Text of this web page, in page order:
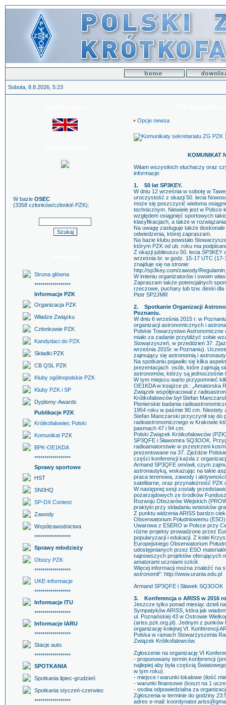
Sobota, 8.8.2026, 5:23
W bazie OSEC
(3358 członków/członkiń PZK):
Strona główna
******************
Informacje PZK
Organizacja PZK
Władze Związku
Członkowie PZK
Kandydaci do PZK
Składki PZK
CB QSL PZK
Kluby ogólnopolskie PZK
Kluby PZK i SP
Dyplomy-Awards
Publikacje PZK
Krótkofalowiec Polski
Komunikat PZK
BPK-OE1KDA
******************
Sprawy sportowe
HST
SN0HQ
SP-DX Contest
Zawody
Współzawodnictwa
******************
Sprawy młodzieży
Obozy PZK
******************
UKE-informacje
******************
Informacje ITU
******************
Informacje IARU
******************
Stacje auto
******************
SPOTKANIA
Spotkania lipiec-grudzień
Spotkania styczeń-czerwiec
******************
Opcje newsa
KOMUNIKAT
Witam wszystkich słuchaczy oraz
informacje:
1. 50 lat SP3KEY.
W dniu 12 września w sobotę w
uroczystość z okazji 50. lecia
może się poszczycić wieloma
technicznym. Niewiele jest w Polsce
względem osiągnięć sportowych
klasyfikacjach, a także w
Na uwagę zasługuje także
odwiedzenia, której zapraszam.
Na bazie klubu powstało
którym PZK od ub. roku ma
Z okazji jubileuszu 50. lecia
września br. w godz. 15-17 UTC
znajduje się na stronie:
http://sp3key.com/zawody/
W imieniu organizatorów i swoim
Zapraszam także potencjalnych
rzeczowe, puchary lub tzw. deski
Piotr SP2JMR
2. Spotkanie Organizacji
Poznaniu.
W dniu 6 września 2015 r. w
organizacji astronomicznych i
Polskie Towarzystwo
miało za zadanie przybliżyć sobie
Stowarzyszeń, w przeddzień 37.
września 2015r. w Poznaniu).
zajmujący się astronomią i
Na spotkaniu pojawiło się kilka
prezentacjach osób, które zajmują
astronomów, którzy są jednocześnie
W tym miejscu warto przypomnieć
OE1KDA w książce pt.: „Amatorska
Związek współpracował z
Krótkofalowców był Stefan
Pionierskie badania
1954 roku w paśmie 90 cm. Niestety
Stefan Manczarski przyczynił się do
radioastronomicznego w Krakowie
pasmach 47 i 94 cm.
Polski Związek Krótkofalowców
SP3QFE i Sławomira SQ3OOK.
radioamatorstwie w przestrzeni
prezentowane na 37. Zjeździe
części konferencji każda z
Armand SP3QFE omówił, czym
astronautyką, wskazując na takie
praca terenowa, zawody i
satelitarne, oraz przynależność PZK
W następnej sesji zostały
pozarządowych ze środków
Rozwoju Obszarów Wiejskich
praktyki przy składaniu wniosków
Z punktu widzenia ARISS bardzo
Obserwatorium Południowemu
Uwarowa z ESERO w Polsce przy
różne projekty prowadzone przez
popularyzacji i edukacji. Z kolei
Europejskiego Obserwatorium
udostępnianych przez ESO
najnowszych projektów oferujących
amatorami uczniami szkół.
Więcej informacji można znaleźć na
astronomii": http://www.urania.edu.pl
Armand SP3QFE i Sławek SQ3OOK
3. Konferencja o ARISS w 2016
Jeszcze tylko ponad miesiąc dzieli
Sympatyków ARISS, która jak
ul. Poznańskiej 43 w Ostrowie
(ariss.pzk.org.pl). Jednym z punków
organizację kolejnej VI. Konferencji
Polska w ramach Stowarzyszenia
Związek Krótkofalowców.
Zgłoszenie na organizację VI
- proponowany termin konferencji
najlepiej aby była częścią
w tym roku).
- miejsce i warunki lokalowe (ilość
- warunki finansowe (koszt na 1
- osoba odpowiedzialna za
Zgłoszenia w terminie do godziny
adres e-mail: